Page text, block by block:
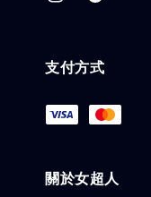
支付方式
關於女超人